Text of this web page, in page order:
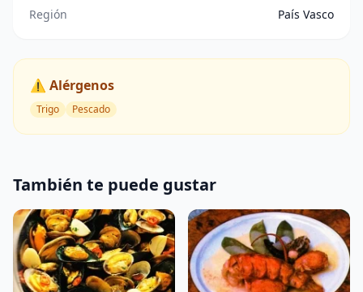
Región
País Vasco
⚠️ Alérgenos
Trigo Pescado
También te puede gustar